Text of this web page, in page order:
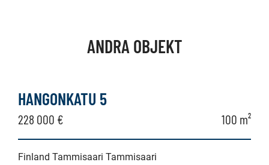
ANDRA OBJEKT
HANGONKATU 5
228 000 € 100 m²
Finland Tammisaari Tammisaari